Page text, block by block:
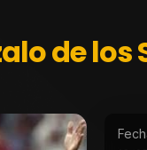
de los